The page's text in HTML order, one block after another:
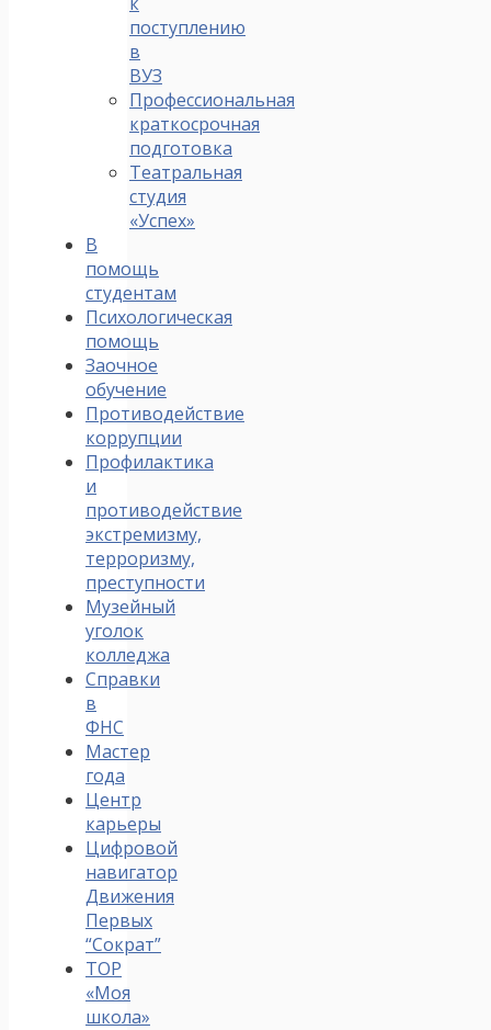
поступлению
в
ВУЗ
Профессиональная
краткосрочная
подготовка
Театральная
студия
«Успех»
В
помощь
студентам
Психологическая
помощь
Заочное
обучение
Противодействие
коррупции
Профилактика
и
противодействие
экстремизму,
терроризму,
преступности
Музейный
уголок
колледжа
Справки
в
ФНС
Мастер
года
Центр
карьеры
Цифровой
навигатор
Движения
Первых
“Сократ”
ТОР
«Моя
школа»